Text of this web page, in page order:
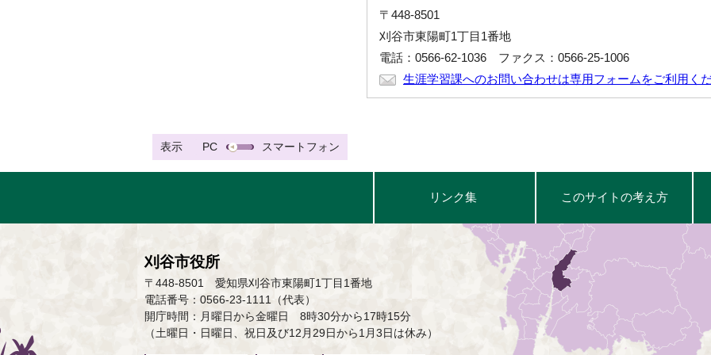
〒448-8501
刈谷市東陽町1丁目1番地
電話：0566-62-1036 ファクス：0566-25-1006
生涯学習課へのお問い合わせは専用フォームをご利用く
表示 PC スマートフォン
リンク集 このサイトの考え方
刈谷市役所
〒448-8501 愛知県刈谷市東陽町1丁目1番地
電話番号：0566-23-1111（代表）
開庁時間：月曜日から金曜日 8時30分から17時15分
（土曜日・日曜日、祝日及び12月29日から1月3日は休み）